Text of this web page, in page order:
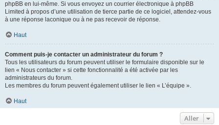
phpBB en lui-même. Si vous envoyez un courrier électronique à phpBB
Limited à propos d’une utilisation de tierce partie de ce logiciel, attendez-vous
à une réponse laconique ou à ne pas recevoir de réponse.
Haut
Comment puis-je contacter un administrateur du forum ?
Tous les utilisateurs du forum peuvent utiliser le formulaire disponible sur le
lien « Nous contacter » si cette fonctionnalité a été activée par les
administrateurs du forum.
Les membres du forum peuvent également utiliser le lien « L’équipe ».
Haut
Aller